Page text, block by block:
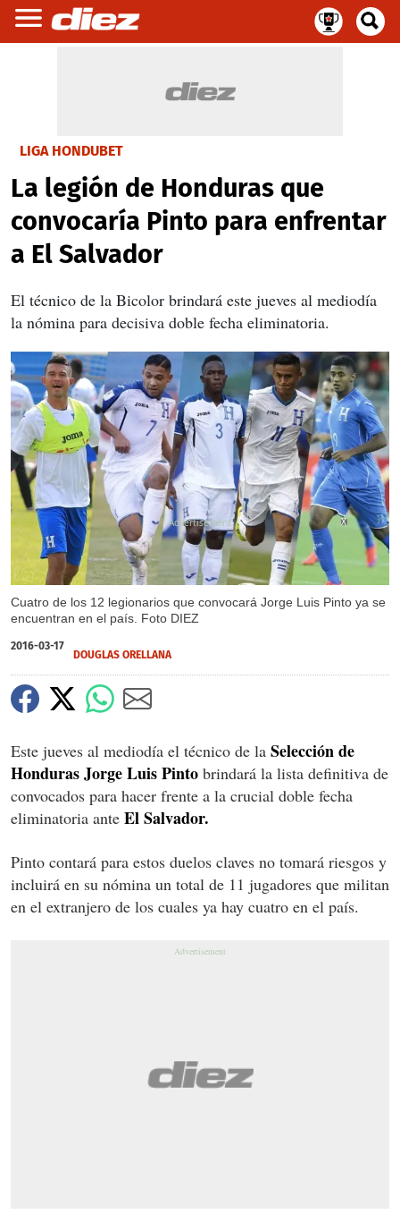
LIGA HONDUBET
La legión de Honduras que
convocaría Pinto para enfrentar
a El Salvador
El técnico de la Bicolor brindará este jueves al mediodía
la nómina para decisiva doble fecha eliminatoria.
Cuatro de los 12 legionarios que convocará Jorge Luis Pinto ya se
encuentran en el país. Foto DIEZ
X
2016-03-17
DOUGLAS ORELLANA
Este jueves al mediodía el técnico de la Selección de
Honduras Jorge Luis Pinto brindará la lista definitiva de
convocados para hacer frente a la crucial doble fecha
eliminatoria ante El Salvador.
Pinto contará para estos duelos claves no tomará riesgos y
incluirá en su nómina un total de 11 jugadores que militan
en el extranjero de los cuales ya hay cuatro en el país.